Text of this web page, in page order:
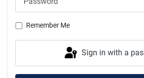
Remember Me
Sign in with a